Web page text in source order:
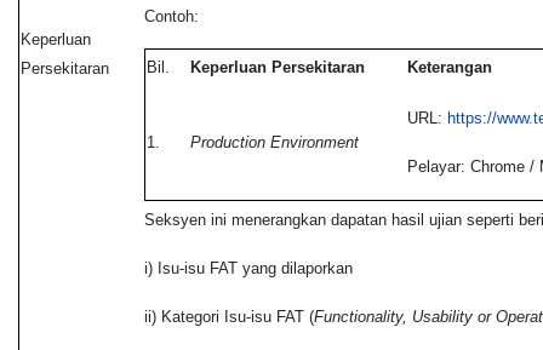
Keperluan
Persekitaran
Contoh:
Bil. Keperluan Persekitaran Keterangan
1. Production Environment
URL: https://
Pelayar: Chrome /
Seksyen ini menerangkan dapatan hasil ujian seperti
i) Isu-isu FAT yang dilaporkan
ii) Kategori Isu-isu FAT (Functionality, Usability or